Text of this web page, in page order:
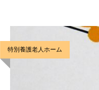
特別養護老人ホーム